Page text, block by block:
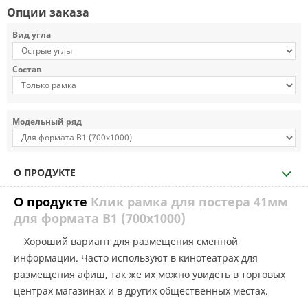
Опции заказа
Вид угла
Состав
Модельный ряд
О ПРОДУКТЕ
О продукте Клик рамка для постера 41мм
для формата В1 (700х1000)
Хороший вариант для размещения сменной
информации. Часто используют в кинотеатрах для
размещения афиш, так же их можно увидеть в торговых
центрах магазинах и в других общественных местах.